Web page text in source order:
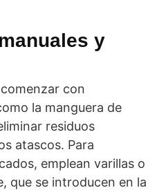
y
con
la manguera de
residuos
atascos. Para
emplean varillas o
que se introducen en la